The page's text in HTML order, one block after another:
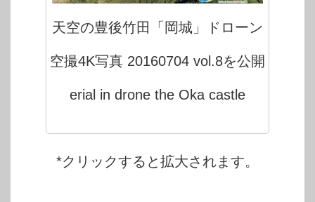
天空の豊後竹田「岡城」ドローン
空撮4K写真 20160704 vol.8を公開
erial in drone the Oka castle
*クリックすると拡大されます。